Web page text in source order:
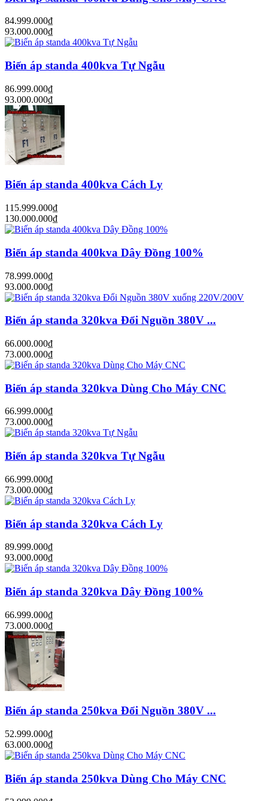
84.999.000₫
93.000.000₫
Biến áp standa 400kva Tự Ngẫu
86.999.000₫
93.000.000₫
Biến áp standa 400kva Cách Ly
115.999.000₫
130.000.000₫
Biến áp standa 400kva Dây Đồng 100%
78.999.000₫
93.000.000₫
Biến áp standa 320kva Đổi Nguồn 380V ...
66.000.000₫
73.000.000₫
Biến áp standa 320kva Dùng Cho Máy CNC
66.999.000₫
73.000.000₫
Biến áp standa 320kva Tự Ngẫu
66.999.000₫
73.000.000₫
Biến áp standa 320kva Cách Ly
89.999.000₫
93.000.000₫
Biến áp standa 320kva Dây Đồng 100%
66.999.000₫
73.000.000₫
Biến áp standa 250kva Đổi Nguồn 380V ...
52.999.000₫
63.000.000₫
Biến áp standa 250kva Dùng Cho Máy CNC